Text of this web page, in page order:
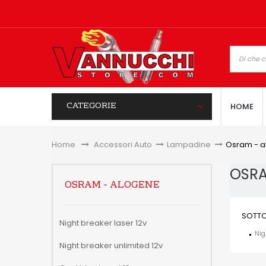
CATEGORIE HOME
Home &gt;Accessori Auto > Lampadine > Osram -
OSRAM - ALOGENE
Night breaker laser 12v
Night breaker unlimited 12v